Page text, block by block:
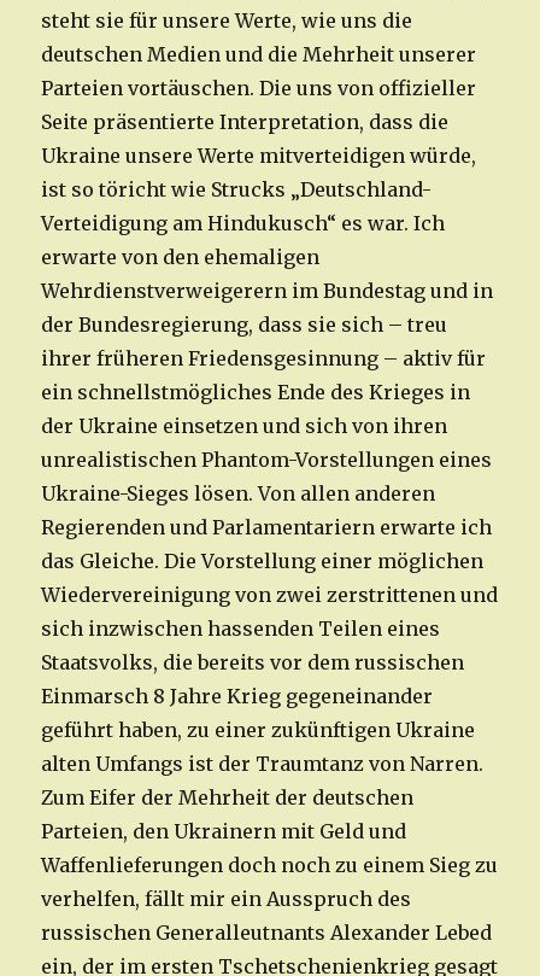
steht sie für unsere Werte, wie uns die
deutschen Medien und die Mehrheit unserer
Parteien vortäuschen. Die uns von offizieller
Seite präsentierte Interpretation, dass die
Ukraine unsere Werte mitverteidigen würde,
ist so töricht wie Strucks „Deutschland-
Verteidigung am Hindukusch“ es war. Ich
erwarte von den ehemaligen
Wehrdienstverweigerern im Bundestag und in
der Bundesregierung, dass sie sich – treu
ihrer früheren Friedensgesinnung – aktiv für
ein schnellstmögliches Ende des Krieges in
der Ukraine einsetzen und sich von ihren
unrealistischen Phantom-Vorstellungen eines
Ukraine-Sieges lösen. Von allen anderen
Regierenden und Parlamentariern erwarte ich
das Gleiche. Die Vorstellung einer möglichen
Wiedervereinigung von zwei zerstrittenen und
sich inzwischen hassenden Teilen eines
Staatsvolks, die bereits vor dem russischen
Einmarsch 8 Jahre Krieg gegeneinander
geführt haben, zu einer zukünftigen Ukraine
alten Umfangs ist der Traumtanz von Narren.
Zum Eifer der Mehrheit der deutschen
Parteien, den Ukrainern mit Geld und
Waffenlieferungen doch noch zu einem Sieg zu
verhelfen, fällt mir ein Ausspruch des
russischen Generalleutnants Alexander Lebed
ein, der im ersten Tschetschenienkrieg gesagt